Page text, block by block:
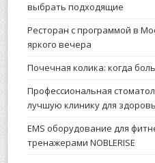
выбрать подходящие
Ресторан с программой в
яркого вечера
Почечная колика: когда
Профессиональная
лучшую клинику для
EMS оборудование для
тренажерами NOBLERISE